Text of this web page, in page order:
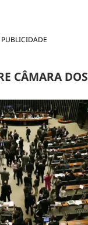
PUBLICIDADE
CÂMARA DOS